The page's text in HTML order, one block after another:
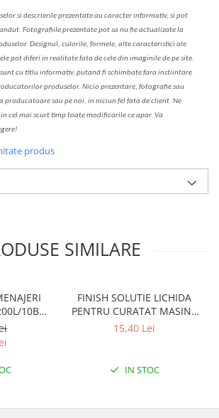
sidescrierileprezentate au caracter informativ, si pot
andut. Fotografiile prezentate pot sa nu fie actualizate la
Designul, culorile, formele, alte caracteristici ale
pot diferi in realitate fata de cele din imaginile de pe site.
cu titlu informativ, putand fi schimbate fara instiintare
atorilor produselor. Nicio prezentare, fotografie sau
producatoare sau pe noi, in niciun fel fata de client. Ne
in cel mai scurt timp toate modificarile ce apar. Va
produs
SIMILARE
10BUC
FINISH SOLUTIE LICHIDA
PENTRU CURATAT MASINA
DE SPALAT VASE 250ML
15,40 Lei
IN STOC